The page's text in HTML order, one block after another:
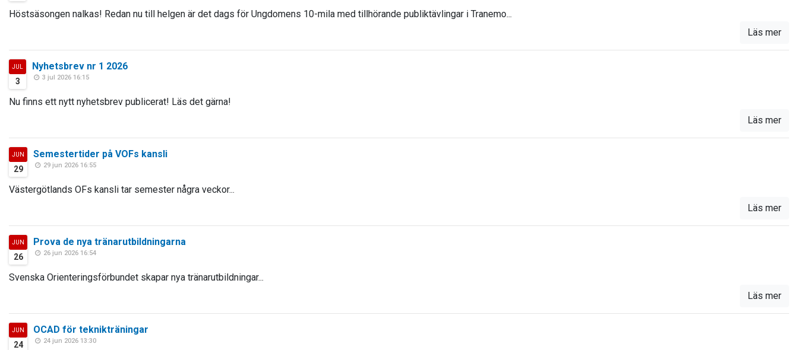
Höstsäsongen nalkas! Redan nu till helgen är det dags för Ungdomens 10-mila med tillhörande publiktävlingar i Tranemo...
Läs mer
JUL
3
Nyhetsbrev nr 1 2026
3 jul 2026 16:15
Nu finns ett nytt nyhetsbrev publicerat! Läs det gärna!
Läs mer
JUN
29
Semestertider på VOFs kansli
29 jun 2026 16:55
Västergötlands OFs kansli tar semester några veckor...
Läs mer
JUN
26
Prova de nya tränarutbildningarna
26 jun 2026 16:54
Svenska Orienteringsförbundet skapar nya tränarutbildningar...
Läs mer
JUN
24
OCAD för teknikträningar
24 jun 2026 13:30